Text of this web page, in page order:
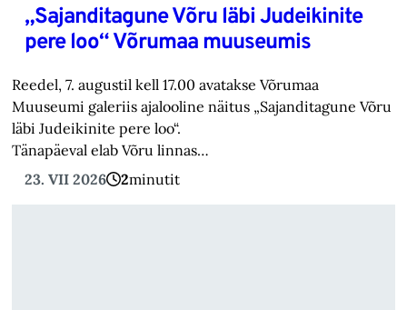
„Sajanditagune Võru läbi Judeikinite
pere loo“ Võrumaa muuseumis
Reedel, 7. augustil kell 17.00 avatakse Võrumaa
Muuseumi galeriis ajalooline näitus „Sajanditagune Võru
läbi Judeikinite pere loo“.
Tänapäeval elab Võru linnas…
23. VII 2026
2minutit